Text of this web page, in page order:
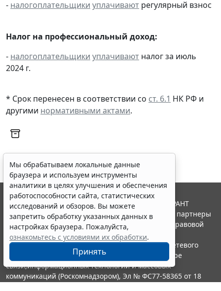
- налогоплательщики уплачивают регулярный взнос
Налог на профессиональный доход:
- налогоплательщики уплачивают налог за июль
2024 г.
* Срок перенесен в соответствии со ст. 6.1 НК РФ и
другими нормативными актами.
Мы обрабатываем локальные данные
браузера и используем инструменты
аналитики в целях улучшения и обеспечения
работоспособности сайта, статистических
исследований и обзоров. Вы можете
запретить обработку указанных данных в
настройках браузера. Пожалуйста,
ознакомьтесь с условиями их обработки.
Принять
© ООО "НПП "ГАРАНТ-СЕРВИС", 2026. Система ГАРАНТ
выпускается с 1990 года. Компания "Гарант" и ее партнеры
являются участниками Российской ассоциации правовой
информации ГАРАНТ.
Портал ГАРАНТ.РУ зарегистрирован в качестве сетевого
издания Федеральной службой по надзору в сфере
связи,информационных технологий и массовых
коммуникаций (Роскомнадзором), Эл № ФС77-58365 от 18